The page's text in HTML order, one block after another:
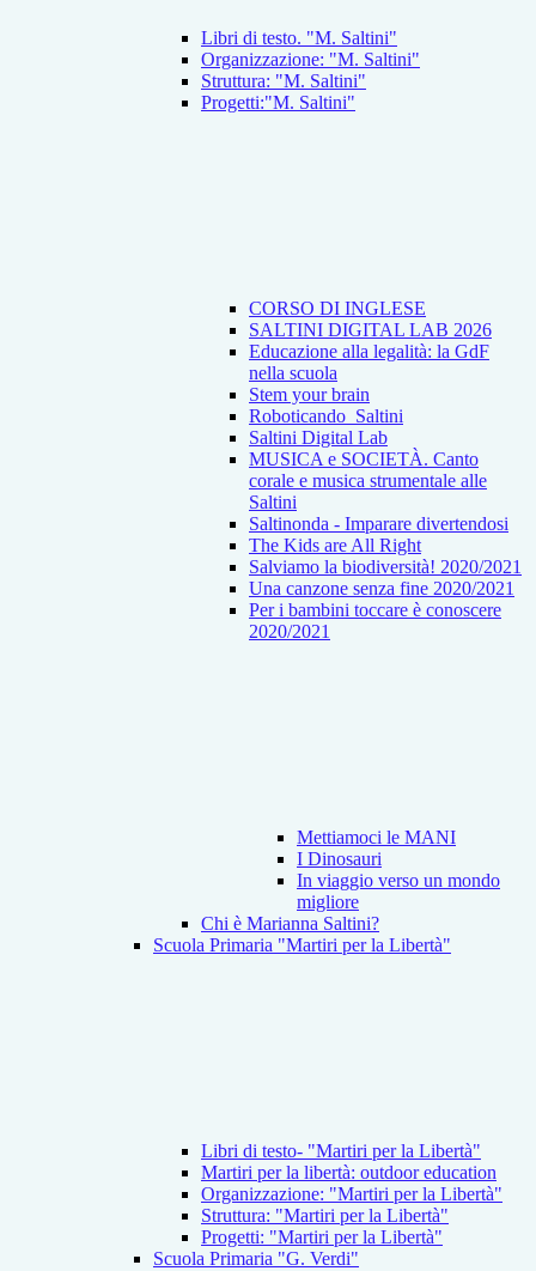
Libri di testo. "M. Saltini"
Organizzazione: "M. Saltini"
Struttura: "M. Saltini"
Progetti:"M. Saltini"
CORSO DI INGLESE
SALTINI DIGITAL LAB 2026
Educazione alla legalità: la GdF
nella scuola
Stem your brain
Roboticando_Saltini
Saltini Digital Lab
MUSICA e SOCIETÀ. Canto
corale e musica strumentale alle
Saltini
Saltinonda - Imparare divertendosi
The Kids are All Right
Salviamo la biodiversità! 2020/2021
Una canzone senza fine 2020/2021
Per i bambini toccare è conoscere
2020/2021
Mettiamoci le MANI
I Dinosauri
In viaggio verso un mondo
migliore
Chi è Marianna Saltini?
Scuola Primaria "Martiri per la Libertà"
Libri di testo- "Martiri per la Libertà"
Martiri per la libertà: outdoor education
Organizzazione: "Martiri per la Libertà"
Struttura: "Martiri per la Libertà"
Progetti: "Martiri per la Libertà"
Scuola Primaria "G. Verdi"